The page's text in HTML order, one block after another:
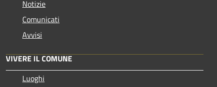
Notizie
Comunicati
Avvisi
VIVERE IL COMUNE
Luoghi